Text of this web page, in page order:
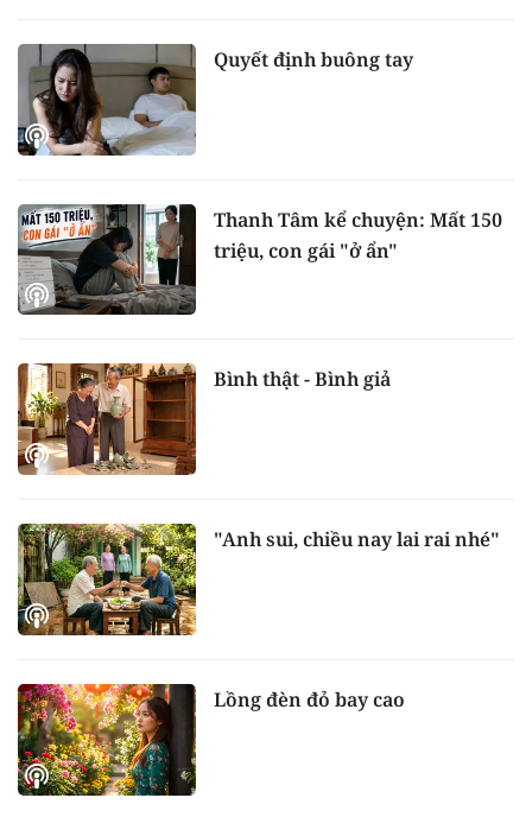
Quyết định buông tay
Thanh Tâm kể chuyện: Mất 150
triệu, con gái "ở ẩn"
Bình thật - Bình giả
"Anh sui, chiều nay lai rai nhé"
Lồng đèn đỏ bay cao